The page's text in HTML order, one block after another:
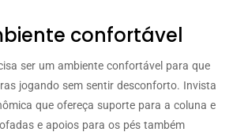
confortável
ser um ambiente confortável para que
jogando sem sentir desconforto. Invista
que ofereça suporte para a coluna e
e apoios para os pés também